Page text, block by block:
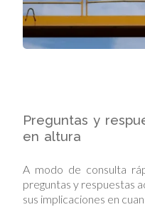
Preguntas y
en altura
A modo de consulta
preguntas y respuestas
sus implicaciones en